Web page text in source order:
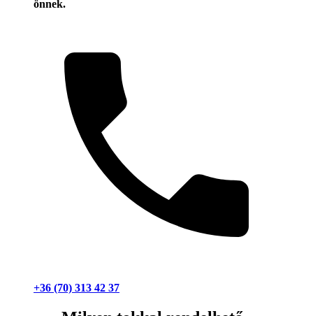
önnek.
+36 (70) 313 42 37